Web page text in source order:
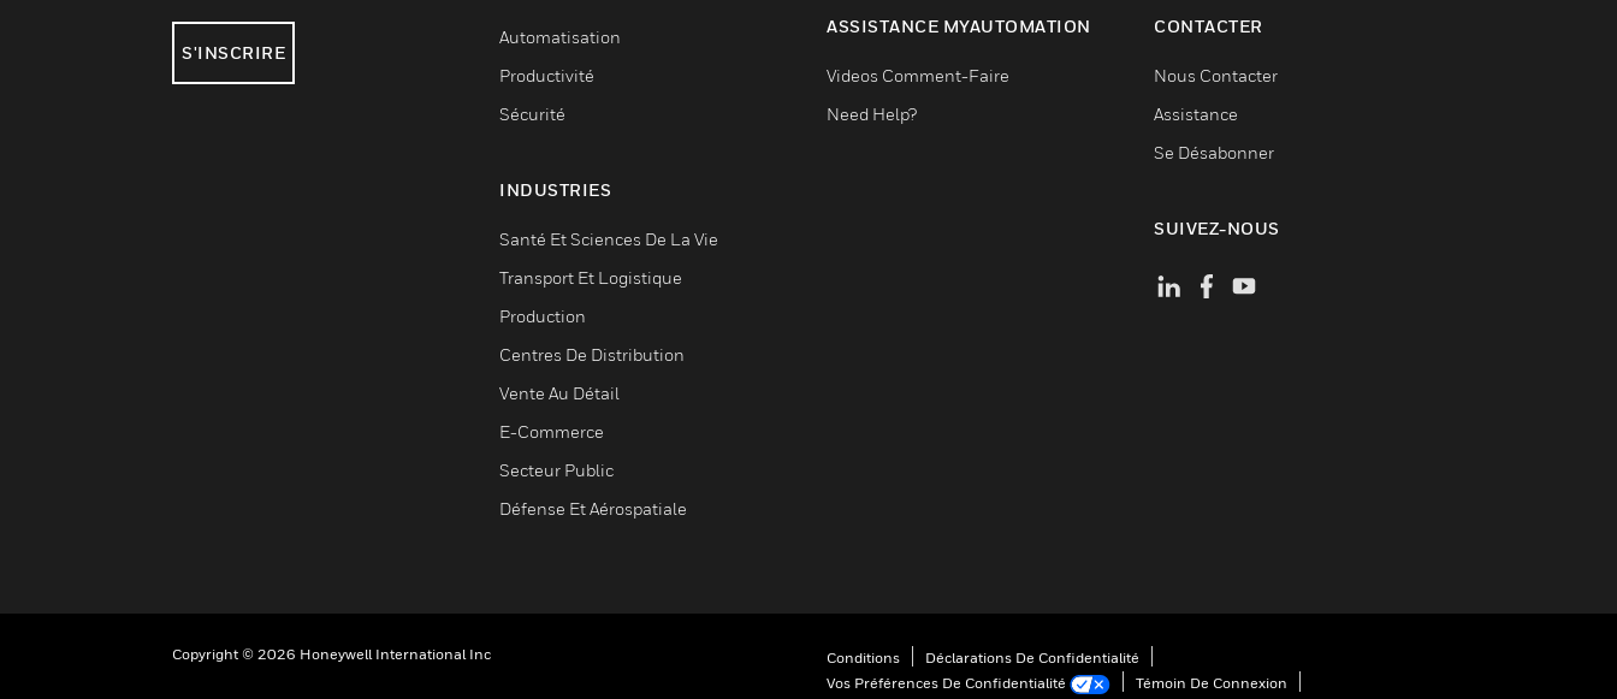
S'INSCRIRE
Automatisation
Productivité
Sécurité
INDUSTRIES
Santé Et Sciences De La Vie
Transport Et Logistique
Production
Centres De Distribution
Vente Au Détail
E-Commerce
Secteur Public
Défense Et Aérospatiale
ASSISTANCE MYAUTOMATION
Videos Comment-Faire
Need Help?
CONTACTER
Nous Contacter
Assistance
Se Désabonner
SUIVEZ-NOUS
Copyright © 2026 Honeywell International Inc Conditions
Déclarations De Confidentialité
Vos Préférences De Confidentialité
Témoin De Connexion